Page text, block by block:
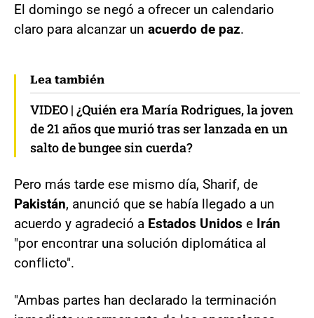
El domingo se negó a ofrecer un calendario
claro para alcanzar un acuerdo de paz.
Lea también
VIDEO | ¿Quién era María Rodrigues, la joven
de 21 años que murió tras ser lanzada en un
salto de bungee sin cuerda?
Pero más tarde ese mismo día, Sharif, de
Pakistán, anunció que se había llegado a un
acuerdo y agradeció a Estados Unidos e Irán
"por encontrar una solución diplomática al
conflicto".
"Ambas partes han declarado la terminación